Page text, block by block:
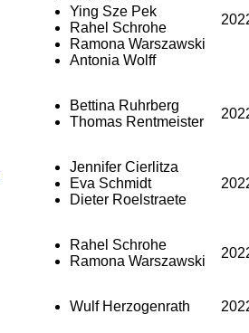
Ying Sze Pek
Rahel Schrohe
Ramona Warszawski
Antonia Wolff
Bettina Ruhrberg
Thomas Rentmeister
Jennifer Cierlitza
Eva Schmidt
Dieter Roelstraete
Rahel Schrohe
Ramona Warszawski
Wulf Herzogenrath